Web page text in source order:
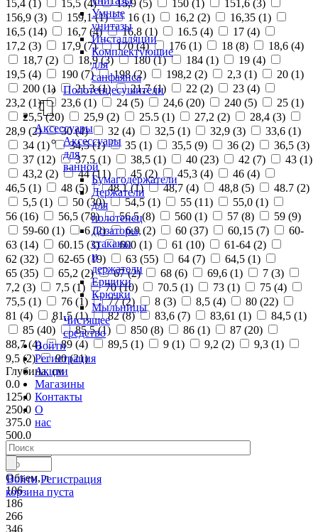
Умные
унитазы
Инсталляции
Комплектующие
для
санфаянса
Полотенцесушители
Аксессуары
Аксессуары
для
ванной
Бумагодержатели
Держатели
для
полотенец
Дозаторы,
стаканы
и
держатели
Ершики
Крючки
Мыльницы
Чистящее
средство
Войти
Регистрация
Акции
Магазины
Контакты
О
нас
Войти Регистрация
корзина пуста
15,4 (1 ) 15,5 (4) 15,9 (5) 150 (1 ) 151,6 (3)
156,9 (3) 159,1 (1) 16 (1) 16,2 (2) 16,35 (1)
16,5 (14) 16,7 (4) 16,8 (1) 16.5 (4) 17 (4)
17,2 (3) 17,9 (7) 170 (4) 176 (1) 18 (8) 18,6 (4)
18,7 (2) 18,9 (3) 180 (1) 184 (1) 19 (4)
19,5 (4) 190 (7) 198 (2) 198,2 (2) 2,3 (1) 20 (1)
200 (1) 21,3 (1) 21,7 (1) 22 (2) 23 (4)
23,2 (1) 23,6 (1) 24 (5) 24,6 (20) 240 (5) 25 (1)
25,5 (20) 25,9 (2) 25.5 (1) 27,2 (2) 28,4 (3)
28,9 (2) 30 (4) 32 (4) 32,5 (1) 32,9 (3) 33,6 (1)
34 (1) 34,5 (1) 35 (1) 35,5 (9) 36 (2) 36,5 (3)
37 (12) 37,5 (1) 38,5 (1) 40 (23) 42 (7) 43 (1)
43,2 (2) 44 (11) 45 (2) 45,3 (4) 46 (4)
46,5 (1) 48 (5) 48,1 (1) 48,7 (4) 48,8 (5) 48.7 (2)
5,5 (1) 50 (30) 54,5 (1) 55 (11) 55,0 (1)
56 (16) 56,5 (78) 56.5 (8) 560 (1) 57 (8) 59 (9)
59-60 (1) 6 (2) 6,9 (2) 60 (37) 60,15 (7)
60-
63 (14) 60.15 (3) 600 (1) 61 (10) 61-64 (2)
62 (32) 62-65 (19) 63 (55) 64 (7) 64,5 (1)
65 (35) 65,2 (2) 67 (2) 68 (6) 69,6 (1) 7 (3)
7,2 (3) 7,5 (1) 70 (10) 70.5 (1) 73 (1) 75 (4)
75,5 (1) 76 (1) 77 (2) 8 (3) 8,5 (4) 80 (22)
81 (4) 81,5 (1) 82 (8) 83,6 (7) 83,61 (1) 84,5 (1)
85 (40) 85,5 (1) 850 (8) 86 (1) 87 (20)
88,7 (4) 89 (4) 89,5 (1) 9 (1) 9,2 (2) 9,3 (1)
9,5 (2) 90 (21)
Глубина, см
0.0
125.0
250.0
375.0
500.0
Объем, л
106
186
266
346